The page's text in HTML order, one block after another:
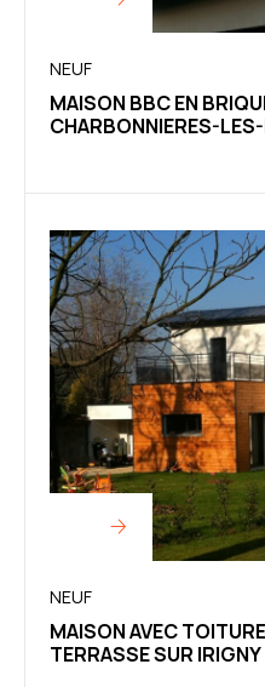
NEUF
MAISON BBC EN
CHARBONNIERES-
NEUF
MAISON AVEC
TERRASSE SUR IRIGNY